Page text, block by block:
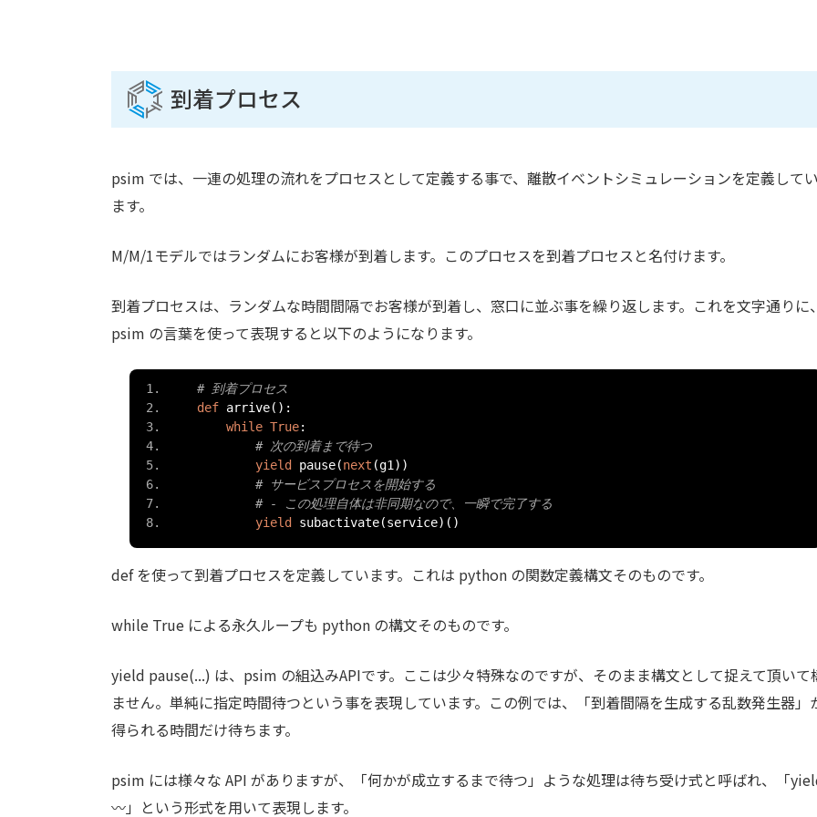
到着プロセス
psim では、一連の処理の流れをプロセスとして定義する事で、離散イベントシミュレーションを定義して
ます。
M/M/1モデルではランダムにお客様が到着します。このプロセスを到着プロセスと名付けます。
到着プロセスは、ランダムな時間間隔でお客様が到着し、窓口に並ぶ事を繰り返します。これを文字通りに
psim の言葉を使って表現すると以下のようになります。
# 到着プロセス
def arrive():
while True:
# 次の到着まで待つ
yield
pause(next (g1 ))
# サービスプロセスを開始する
# - この処理自体は非同期なので、一瞬で完了する
yield
subactivate(service)()
def を使って到着プロセスを定義しています。これは python の関数定義構文そのものです。
while True による永久ループも python の構文そのものです。
yield pause(...) は、psim の組込みAPIです。ここは少々特殊なのですが、そのまま構文として捉えて頂いて
ません。単純に指定時間待つという事を表現しています。この例では、「到着間隔を生成する乱数発生器」
得られる時間だけ待ちます。
psim には様々な API がありますが、「何かが成立するまで待つ」ような処理は待ち受け式と呼ばれ、「
〰」という形式を用いて表現します。